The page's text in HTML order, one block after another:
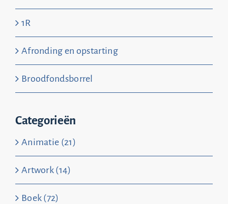
1R
Afronding en opstarting
Broodfondsborrel
Categorieën
Animatie (21)
Artwork (14)
Boek (72)